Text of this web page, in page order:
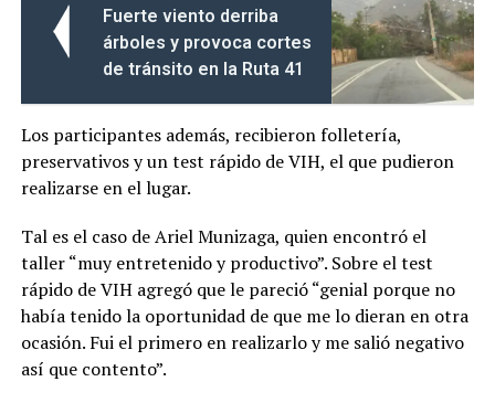
Fuerte viento derriba
árboles y provoca cortes
de tránsito en la Ruta 41
Los participantes además, recibieron folletería,
preservativos y un test rápido de VIH, el que pudieron
realizarse en el lugar.
Tal es el caso de Ariel Munizaga, quien encontró el
taller “muy entretenido y productivo”. Sobre el test
rápido de VIH agregó que le pareció “genial porque no
había tenido la oportunidad de que me lo dieran en otra
ocasión. Fui el primero en realizarlo y me salió negativo
así que contento”.